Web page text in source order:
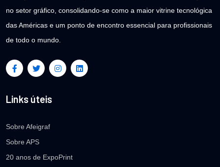
no setor gráfico, consolidando-se como a maior vitrine tecnológica
das Américas e um ponto de encontro essencial para profissionais
de todo o mundo.
Links úteis
Sobre Afeigraf
Sobre APS
20 anos de ExpoPrint